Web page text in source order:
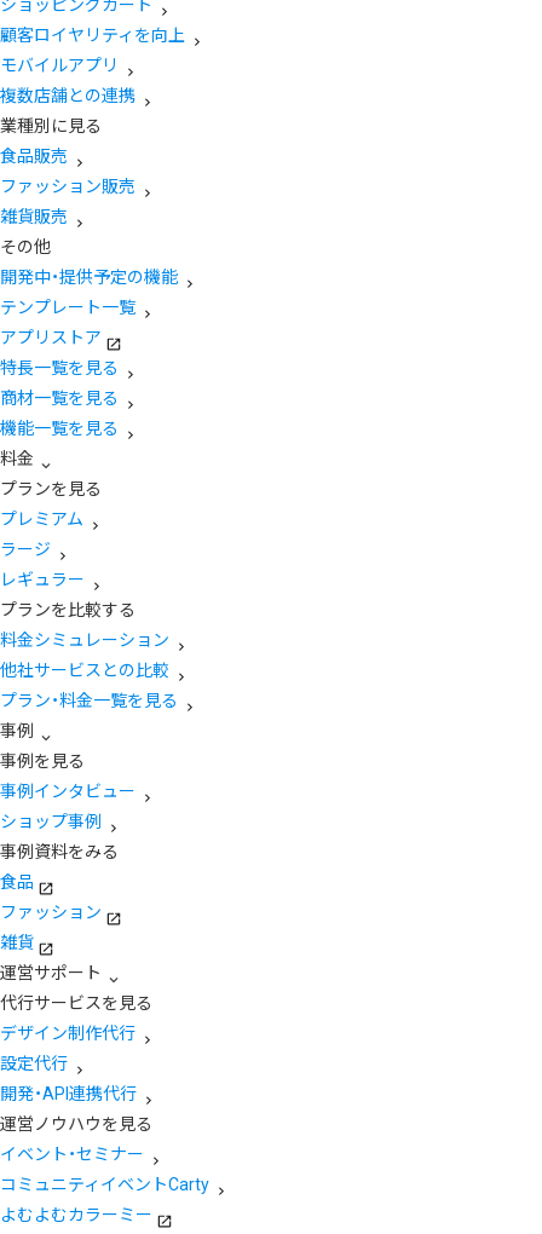
ショッピングカート
顧客ロイヤリティを向上
モバイルアプリ
複数店舗との連携
業種別に見る
食品販売
ファッション販売
雑貨販売
その他
開発中・提供予定の機能
テンプレート一覧
アプリストア
特長一覧を見る
商材一覧を見る
機能一覧を見る
料金
プランを見る
プレミアム
ラージ
レギュラー
プランを比較する
料金シミュレーション
他社サービスとの比較
プラン・料金一覧を見る
事例
事例を見る
事例インタビュー
ショップ事例
事例資料をみる
食品
ファッション
雑貨
運営サポート
代行サービスを見る
デザイン制作代行
設定代行
開発・API連携代行
運営ノウハウを見る
イベント・セミナー
コミュニティイベントCarty
よむよむカラーミー